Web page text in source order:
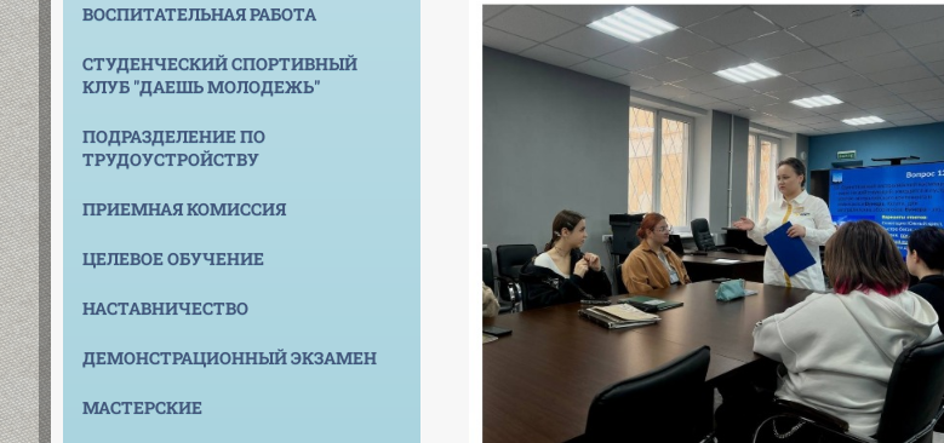
ВОСПИТАТЕЛЬНАЯ РАБОТА
СТУДЕНЧЕСКИЙ СПОРТИВНЫЙ
КЛУБ "ДАЕШЬ МОЛОДЕЖЬ"
ПОДРАЗДЕЛЕНИЕ ПО
ТРУДОУСТРОЙСТВУ
ПРИЕМНАЯ КОМИССИЯ
ЦЕЛЕВОЕ ОБУЧЕНИЕ
НАСТАВНИЧЕСТВО
ДЕМОНСТРАЦИОННЫЙ ЭКЗАМЕН
МАСТЕРСКИЕ